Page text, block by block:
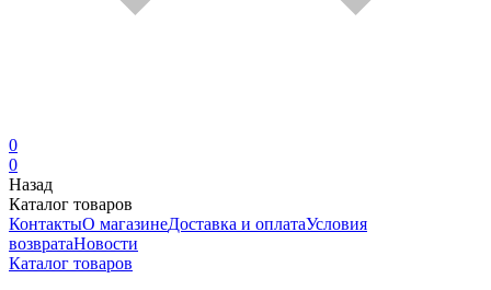
0
0
Назад
Каталог товаров
КонтактыО магазинеДоставка и оплатаУсловия
возвратаНовости
Каталог товаров